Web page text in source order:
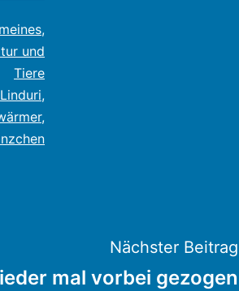
,
und
Tiere
Linduri,
,
Nächster Beitrag
mal vorbei gezogen